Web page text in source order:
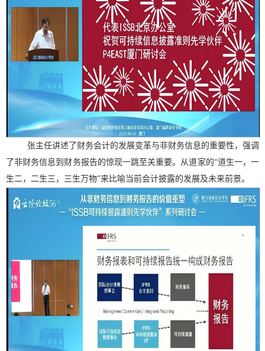
张主任讲述了财务会计的发展变革与非财务信息的重要性，强调
了非财务信息到财务报告的惊现一跳至关重要。从道家的“道生一，一
生二，二生三，三生万物”来比喻当前会计披露的发展及未来前景。